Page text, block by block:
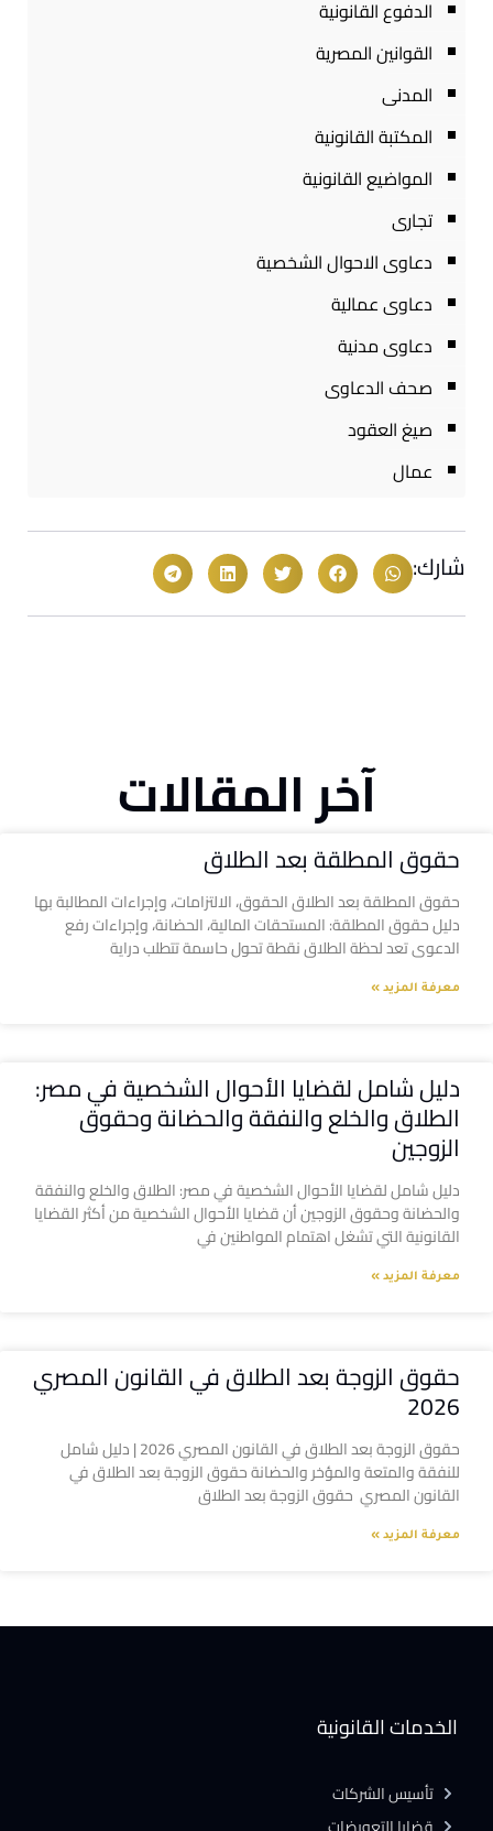
الدفوع القانونية
القوانين المصرية
المدنى
المكتبة القانونية
المواضيع القانونية
تجارى
دعاوى الاحوال الشخصية
دعاوى عمالية
دعاوى مدنية
صحف الدعاوى
صيغ العقود
عمال
شارك:
آخر المقالات
حقوق المطلقة بعد الطلاق
حقوق المطلقة بعد الطلاق الحقوق، الالتزامات، وإجراءات المطالبة بها
دليل حقوق المطلقة: المستحقات المالية، الحضانة، وإجراءات رفع
الدعوى تعد لحظة الطلاق نقطة تحول حاسمة تتطلب دراية
معرفة المزيد »
دليل شامل لقضايا الأحوال الشخصية في مصر:
الطلاق والخلع والنفقة والحضانة وحقوق
الزوجين
دليل شامل لقضايا الأحوال الشخصية في مصر: الطلاق والخلع والنفقة
والحضانة وحقوق الزوجين أن قضايا الأحوال الشخصية من أكثر القضايا
القانونية التي تشغل اهتمام المواطنين في
معرفة المزيد »
حقوق الزوجة بعد الطلاق في القانون المصري
2026
حقوق الزوجة بعد الطلاق في القانون المصري 2026 | دليل شامل
للنفقة والمتعة والمؤخر والحضانة حقوق الزوجة بعد الطلاق في
القانون المصري حقوق الزوجة بعد الطلاق
معرفة المزيد »
الخدمات القانونية
تأسيس الشركات